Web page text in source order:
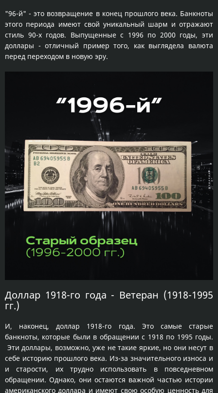
"96-й" - это возвращение в конец прошлого века. Банкноты
этого периода имеют свой уникальный шарм и отражают
стиль 90-х годов. Выпущенные с 1996 по 2000 годы, эти
доллары - отличный пример того, как выглядела валюта
перед переходом в новую эру.
Доллар 1918-го года - Ветеран (1918-1995
гг.)
И, наконец, доллар 1918-го года. Это самые старые
банкноты, которые были в обращении с 1918 по 1995 годы.
Эти доллары, возможно, уже не такие яркие, но они несут в
себе историю прошлого века. Из-за значительного износа и
и старости, их трудно использовать в повседневном
обращении. Однако, они остаются важной частью истории
американского доллара и имеют свою особую ценность для